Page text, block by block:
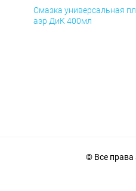
Смазка универсальная
аэр ДиК 400мл
© Все